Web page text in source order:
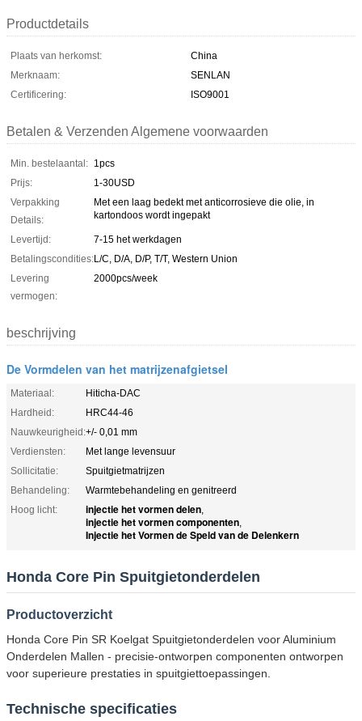
Productdetails
Plaats van herkomst:
China
Merknaam:
SENLAN
Certificering:
ISO9001
Betalen & Verzenden Algemene voorwaarden
Min. bestelaantal: 1pcs
Prijs:
1-30USD
Verpakking
Details:
Met een laag bedekt met anticorrosieve die olie, in
kartondoos wordt ingepakt
Levertijd:
7-15 het werkdagen
Betalingscondities:L/C, D/A, D/P, T/T, Western Union
Levering
vermogen:
2000pcs/week
beschrijving
De Vormdelen van het matrijzenafgietsel
Materiaal:
Hiticha-DAC
Hardheid:
HRC44-46
Nauwkeurigheid:+/- 0,01 mm
Verdiensten:
Met lange levensuur
Sollicitatie:
Spuitgietmatrijzen
Behandeling:
Warmtebehandeling en genitreerd
Hoog licht:
injectie het vormen delen,
injectie het vormen componenten,
Injectie het Vormen de Speld van de Delenkern
Honda Core Pin Spuitgietonderdelen
Productoverzicht
Honda Core Pin SR Koelgat Spuitgietonderdelen voor Aluminium
Onderdelen Mallen - precisie-ontworpen componenten ontworpen
voor superieure prestaties in spuitgiettoepassingen.
Technische specificaties